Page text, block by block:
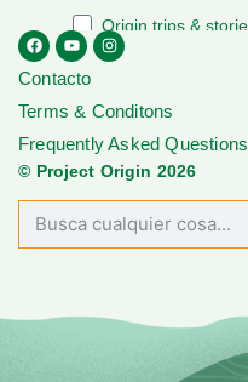
Contacto
Terms & Conditons
Frequently Asked Questions
© Project Origin 2026